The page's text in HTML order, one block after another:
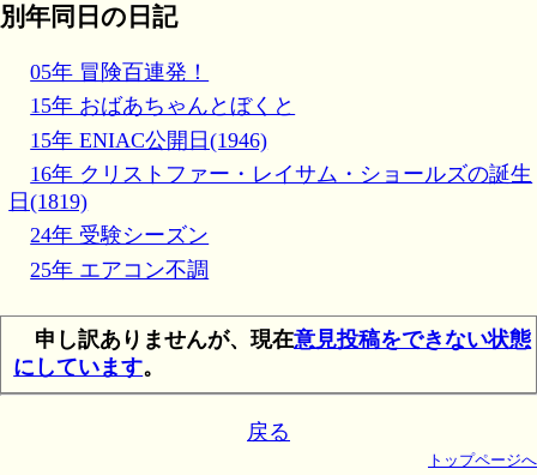
別年同日の日記
05年 冒険百連発！
15年 おばあちゃんとぼくと
15年 ENIAC公開日(1946)
16年 クリストファー・レイサム・ショールズの誕生
日(1819)
24年 受験シーズン
25年 エアコン不調
申し訳ありませんが、現在意見投稿をできない状態
にしています。
戻る
トップページへ